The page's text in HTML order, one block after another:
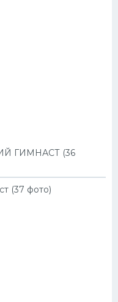
ГИМНАСТ (36